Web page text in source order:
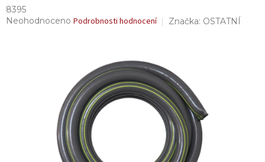
8395
Průměrné
Neohodnoceno Podrobnosti hodnocení Značka: OSTATNÍ